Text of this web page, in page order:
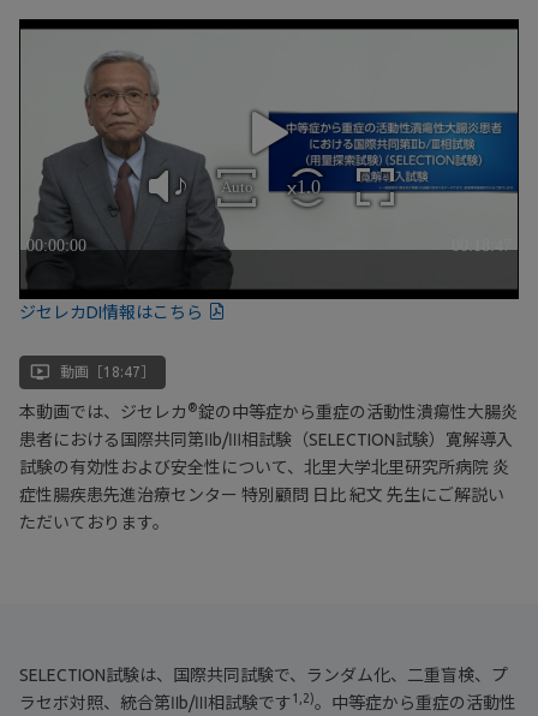
ジセレカDI情報はこちら
ondemand_video 動画［18:47］
本動画では、ジセレカ ®錠の中等症から重症の活動性潰瘍性大腸炎
患者における国際共同第Ⅱb/Ⅲ相試験（SELECTION試験）寛解導入
試験の有効性および安全性について、北里大学北里研究所病院 炎
症性腸疾患先進治療センター 特別顧問 日比 紀文 先生にご解説い
ただいております。
SELECTION試験は、国際共同試験で、ランダム化、二重盲検、プ
ラセボ対照、統合第Ⅱb/Ⅲ相試験です1,2)。中等症から重症の活動性